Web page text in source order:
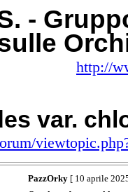
-
http://
var.
PazzOrky[ 10 aprile